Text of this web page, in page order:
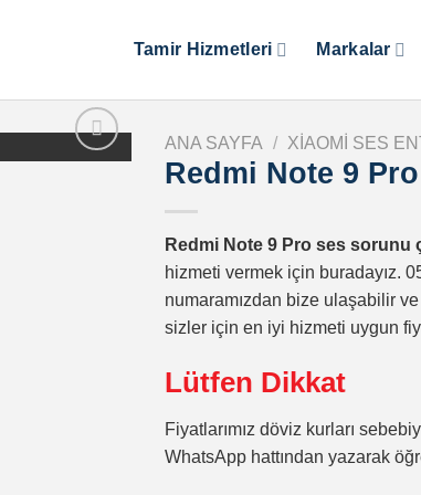
Tamir Hizmetleri Markalar
ANA SAYFA / XIAOMI SES
Redmi Note 9
Redmi Note 9 Pro ses sorunu
hizmeti vermek için buradayız.
numaramızdan bize ulaşabilir
sizler için en iyi hizmeti uygun
Lütfen Dikkat
Fiyatlarımız döviz kurları
WhatsApp hattından yazarak